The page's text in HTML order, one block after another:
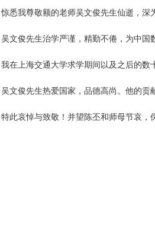
惊悉我尊敬额的老师吴文俊先生仙逝，深
吴文俊先生治学严谨，精勤不倦，为中国
我在上海交通大学求学期间以及之后的数
吴文俊先生热爱国家，品德高尚。他的贡
特此哀悼与致敬！并望陈丕和师母节哀，